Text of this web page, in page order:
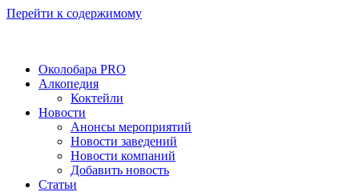
Перейти к содержимому
Околобара PRO
Алкопедия
Коктейли
Новости
Анонсы мероприятий
Новости заведений
Новости компаний
Добавить новость
Статьи